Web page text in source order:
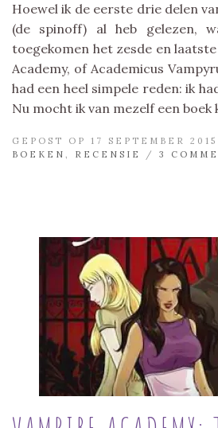
Hoewel ik de eerste drie delen
(de spinoff) al heb gelezen,
toegekomen het zesde en
Academy, of Academicus
had een heel simpele reden: ik
Nu mocht ik van mezelf een boek
GEPOST OP 17 SEPTEMBER
BOEKEN
RECENSIE / 3